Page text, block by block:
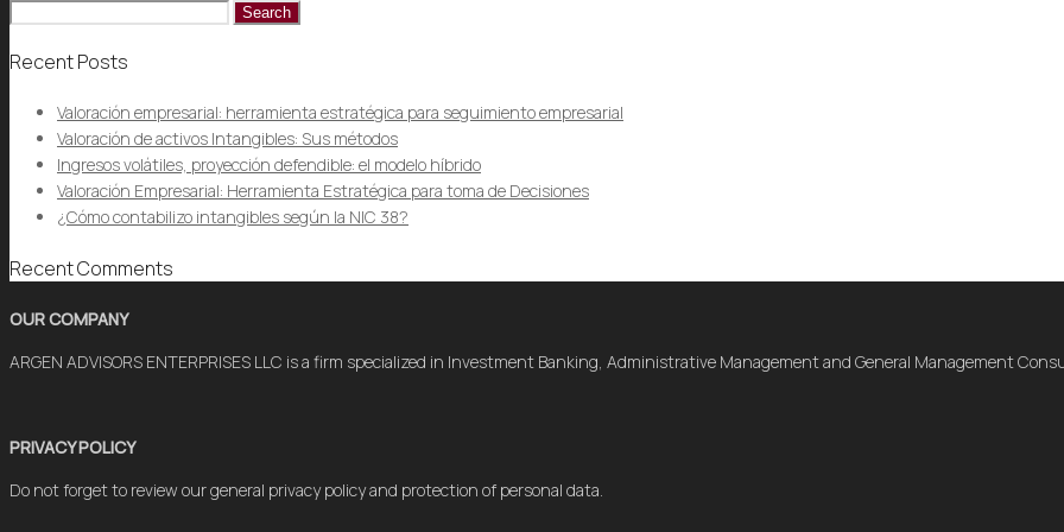
Search
Recent Posts
Valoración empresarial: herramienta estratégica para seguimiento empresarial
Valoración de activos Intangibles: Sus métodos
Ingresos volátiles, proyección defendible: el modelo híbrido
Valoración Empresarial: Herramienta Estratégica para toma de Decisiones
¿Cómo contabilizo intangibles según la NIC 38?
Recent Comments
OUR COMPANY
ARGEN ADVISORS ENTERPRISES LLC is a firm specialized in Investment Banking, Administrative Management and General Management
PRIVACY POLICY
Do not forget to review our general privacy policy and protection of personal data.